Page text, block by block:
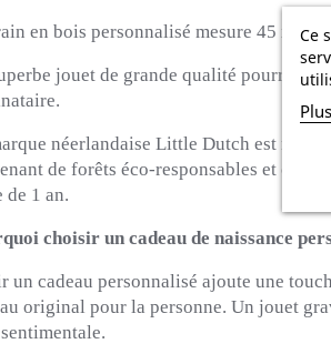
Ce
en bois personnalisé mesure 45 x
jouet de grande qualité pourra
néerlandaise Little Dutch est
de forêts éco-responsables et
de 1 an.
choisir un cadeau de naissance
un cadeau personnalisé ajoute une
original pour la personne. Un jouet